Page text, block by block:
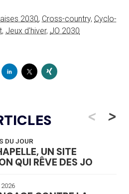
2030, Cross-country, Cyclo-
, Jeux d'hiver, JO 2030
<
DU JOUR
UN SITE
QUI RÊVE DES JO
>